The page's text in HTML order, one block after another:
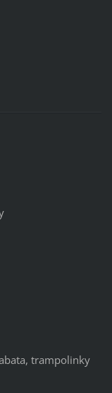
trampolinky